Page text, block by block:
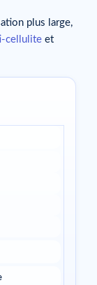
plus large,
cellulite et